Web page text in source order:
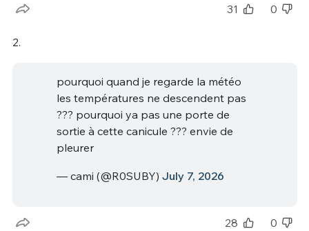
31 0
2.
pourquoi quand je regarde la météo
les températures ne descendent pas
??? pourquoi ya pas une porte de
sortie à cette canicule ??? envie de
pleurer
— cami (@R0SUBY) July 7, 2026
28 0